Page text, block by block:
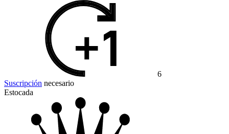
6
Suscripción necesario
Estocada